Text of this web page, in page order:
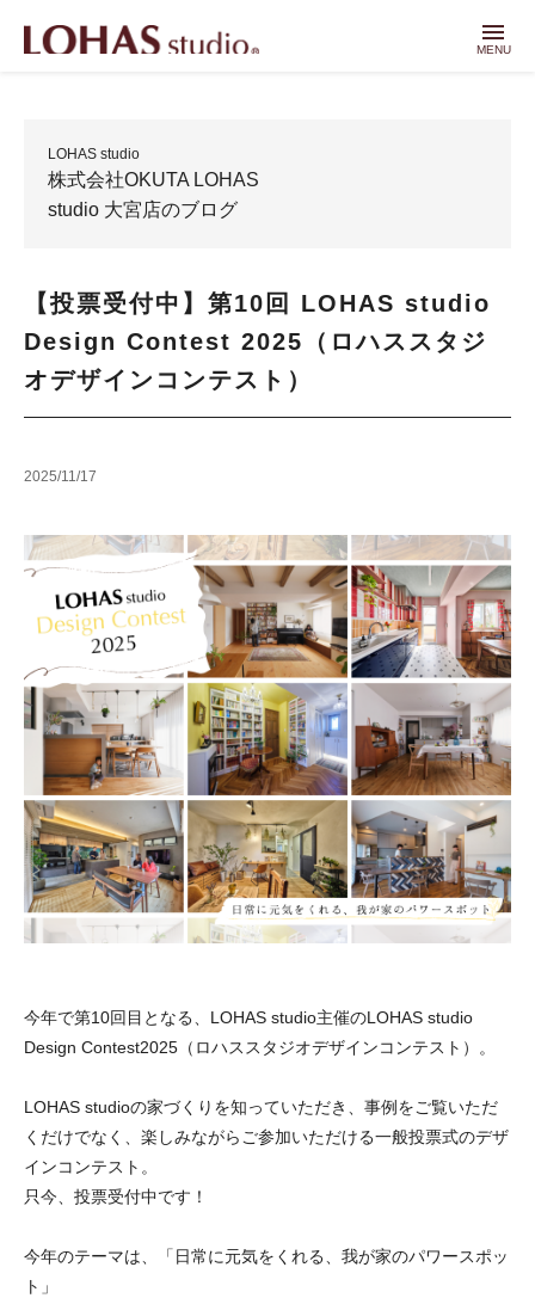
menu
MENU
LOHAS studio
株式会社OKUTA LOHAS
studio 大宮店のブログ
【投票受付中】第10回 LOHAS studio
Design Contest 2025（ロハススタジ
オデザインコンテスト）
2025/11/17
今年で第10回目となる、LOHAS studio主催のLOHAS studio
Design Contest2025（ロハススタジオデザインコンテスト）。
LOHAS studioの家づくりを知っていただき、事例をご覧いただ
くだけでなく、楽しみながらご参加いただける一般投票式のデザ
インコンテスト。
只今、投票受付中です！
今年のテーマは、「日常に元気をくれる、我が家のパワースポッ
ト」